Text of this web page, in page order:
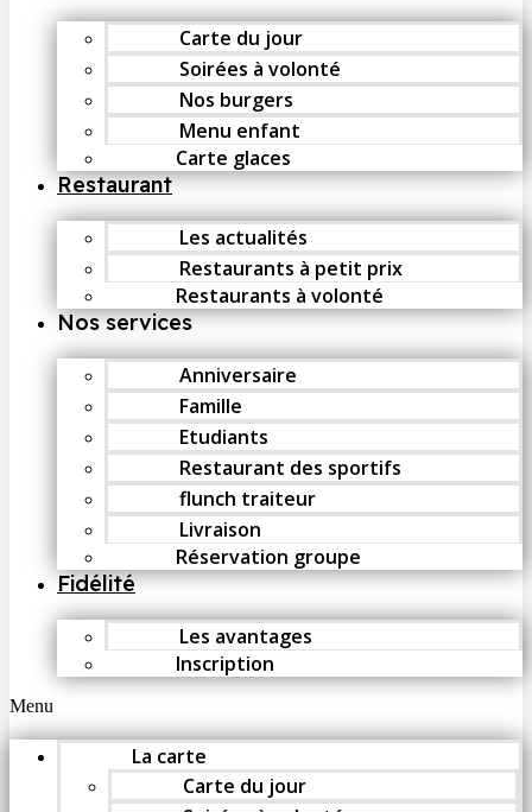
Carte du jour
Soirées à volonté
Nos burgers
Menu enfant
Carte glaces
Restaurant
Les actualités
Restaurants à petit prix
Restaurants à volonté
Nos services
Anniversaire
Famille
Etudiants
Restaurant des sportifs
flunch traiteur
Livraison
Réservation groupe
Fidélité
Les avantages
Inscription
Menu
La carte
Carte du jour